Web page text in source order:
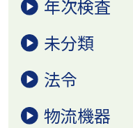
年次検査
未分類
法令
物流機器